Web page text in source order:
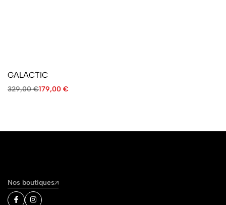
GALACTIC
329,00€179,00 €
Nos boutiques